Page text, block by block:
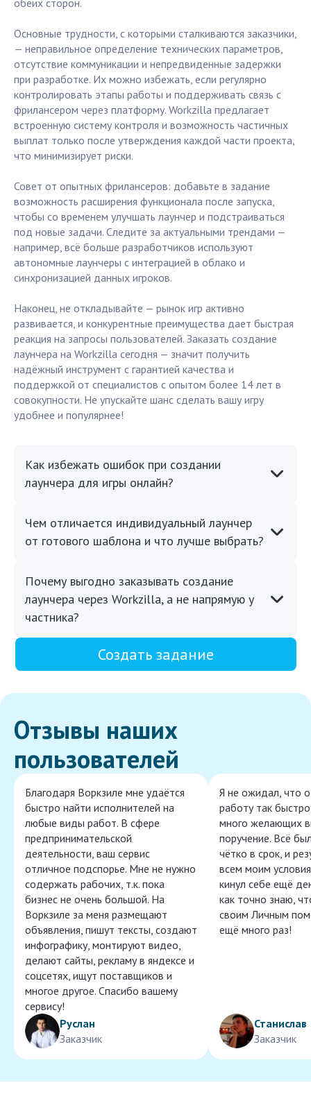
обеих сторон.
Основные трудности, с которыми сталкиваются заказчики,
— неправильное определение технических параметров,
отсутствие коммуникации и непредвиденные задержки
при разработке. Их можно избежать, если регулярно
контролировать этапы работы и поддерживать связь с
фрилансером через платформу. Workzilla предлагает
встроенную систему контроля и возможность частичных
выплат только после утверждения каждой части проекта,
что минимизирует риски.
Совет от опытных фрилансеров: добавьте в задание
возможность расширения функционала после запуска,
чтобы со временем улучшать лаунчер и подстраиваться
под новые задачи. Следите за актуальными трендами —
например, всё больше разработчиков используют
автономные лаунчеры с интеграцией в облако и
синхронизацией данных игроков.
Наконец, не откладывайте — рынок игр активно
развивается, и конкурентные преимущества дает быстрая
реакция на запросы пользователей. Заказать создание
лаунчера на Workzilla сегодня — значит получить
надёжный инструмент с гарантией качества и
поддержкой от специалистов с опытом более 14 лет в
совокупности. Не упускайте шанс сделать вашу игру
удобнее и популярнее!
Как избежать ошибок при создании
лаунчера для игры онлайн?
Чем отличается индивидуальный лаунчер
от готового шаблона и что лучше выбрать?
Почему выгодно заказывать создание
лаунчера через Workzilla, а не напрямую у
частника?
Создать задание
Отзывы наших
пользователей
Благодаря Воркзиле мне удаётся
быстро найти исполнителей на
любые виды работ. В сфере
предпринимательской
деятельности, ваш сервис
отличное подспорье. Мне не нужно
содержать рабочих, т.к. пока
бизнес не очень большой. На
Воркзиле за меня размещают
объявления, пишут тексты, создают
инфографику, монтируют видео,
делают сайты, рекламу в яндексе и
соцсетях, ищут поставщиков и
многое другое. Спасибо вашему
сервису!
Руслан
Заказчик
Я не ожидал, что
работу так
много желающих
поручение. Всё
чётко в срок, и
всем моим
кинул себе ещё
как точно знаю,
своим Личным
ещё много раз!
Станислав
Заказчик